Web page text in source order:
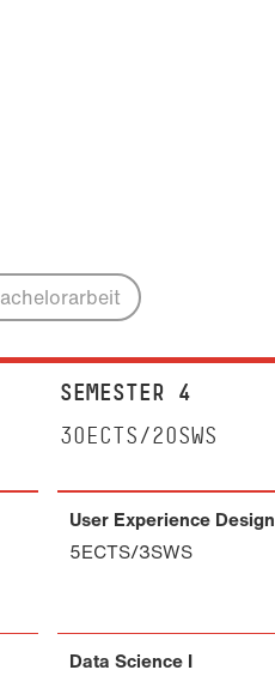
SEMESTER 4
30ECTS/20SWS
User Experience Design
5ECTS/3SWS
Data Science I